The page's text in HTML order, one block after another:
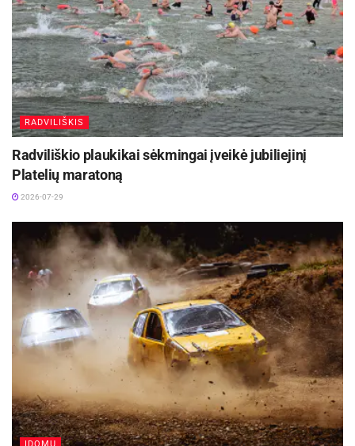
RADVILIŠKIS
Radviliškio plaukikai sėkmingai įveikė jubiliejinį
Platelių maratoną
2026-07-29